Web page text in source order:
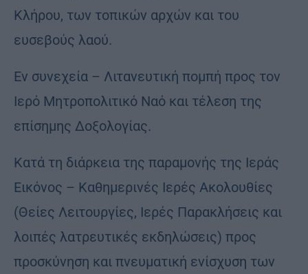
Κλήρου, των τοπικών αρχών και του
ευσεβούς λαού.
Εν συνεχεία – Λιτανευτική πομπή προς τον
Ιερό Μητροπολιτικό Ναό και τέλεση της
επίσημης Δοξολογίας.
Κατά τη διάρκεια της παραμονής της Ιεράς
Εικόνος – Καθημερινές Ιερές Ακολουθίες
(Θείες Λειτουργίες, Ιερές Παρακλήσεις και
λοιπές λατρευτικές εκδηλώσεις) προς
προσκύνηση και πνευματική ενίσχυση των